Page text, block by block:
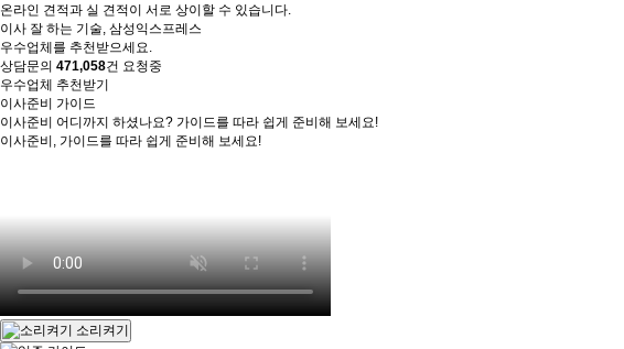
온라인 견적과 실 견적이 서로 상이할 수 있습니다.
이사 잘 하는 기술, 삼성익스프레스
우수업체를 추천받으세요.
상담문의 471,058건 요청중
우수업체 추천받기
이사준비 가이드
이사준비 어디까지 하셨나요? 가이드를 따라 쉽게 준비해 보세요!
이사준비, 가이드를 따라 쉽게 준비해 보세요!
소리켜기